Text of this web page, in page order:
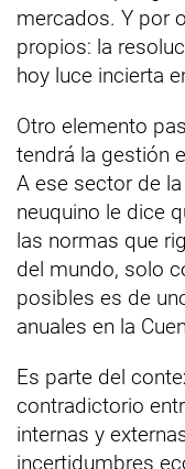
mercados. Y por
propios: la
hoy luce incierta
Otro elemento
tendrá la gestión
A ese sector de
neuquino le dice
las normas que
del mundo, solo
posibles es de
anuales en la
Es parte del
contradictorio
internas y
incertidumbres